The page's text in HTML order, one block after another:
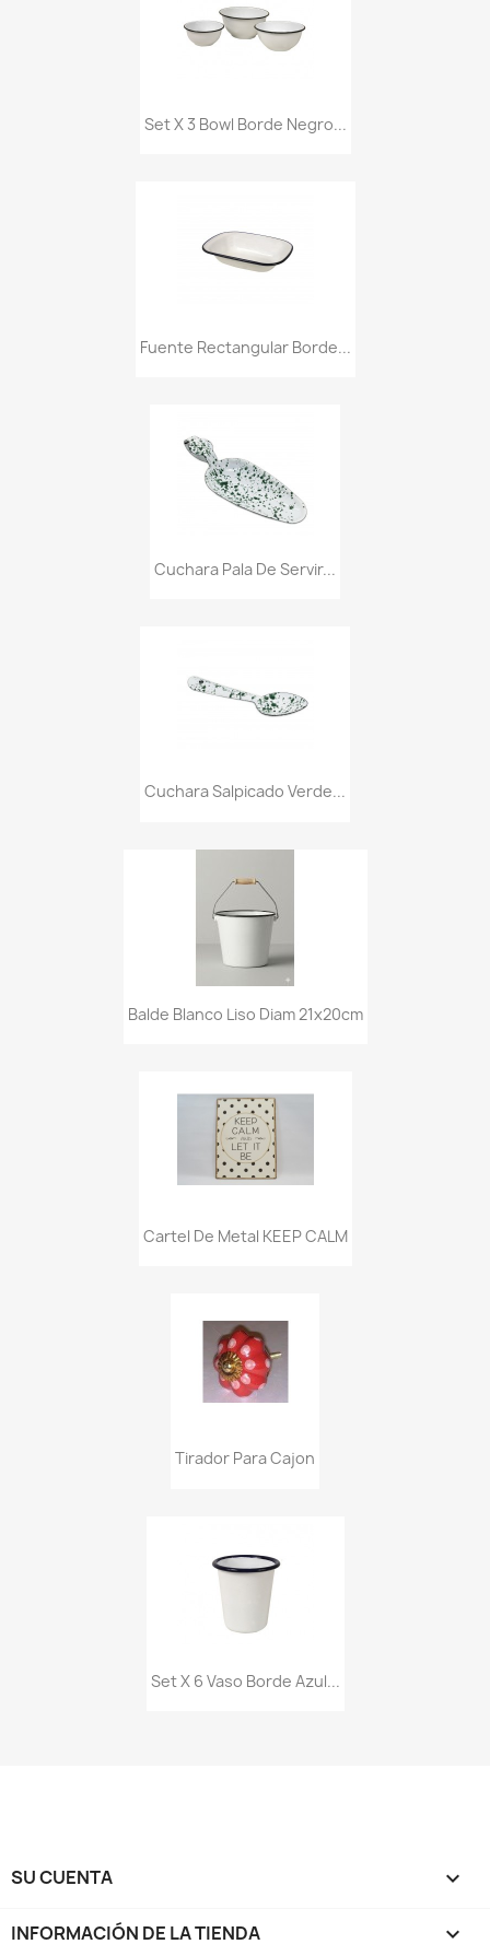
Set X 3 Bowl Borde Negro...
Fuente Rectangular Borde...
Cuchara Pala De Servir...
Cuchara Salpicado Verde...
Balde Blanco Liso Diam 21x20cm
Cartel De Metal KEEP CALM
Tirador Para Cajon
Set X 6 Vaso Borde Azul...
SU CUENTA 
INFORMACIÓN DE LA TIENDA keyboard_arrow_down